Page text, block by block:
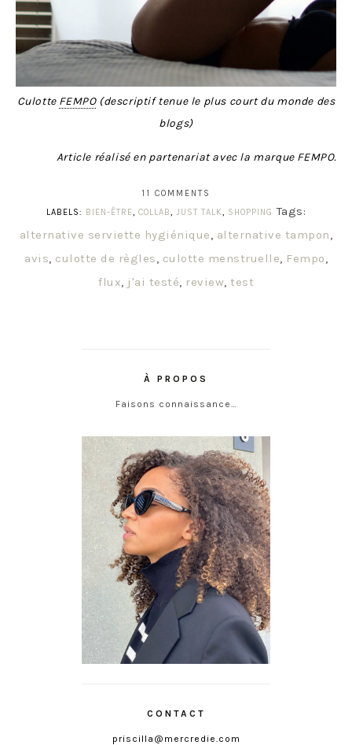
Culotte FEMPO(descriptif tenue le plus court du monde des
blogs)
Article réalisé en partenariat avec la marque FEMPO.
11 COMMENTS
LABELS: BIEN-ÊTRE, COLLAB, JUST TALK, SHOPPING Tags:
alternative serviette hygiénique, alternative tampon,
avis, culotte de règles, culotte menstruelle, Fempo,
flux, j'ai testé, review, test
À PROPOS
Faisons connaissance…
CONTACT
priscilla@mercredie.com